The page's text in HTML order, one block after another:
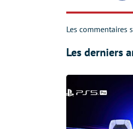
Les commentaires
Les derniers